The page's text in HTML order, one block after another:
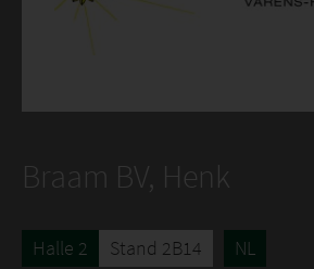
Braam BV, Henk
Halle 2 Stand 2B14 NL